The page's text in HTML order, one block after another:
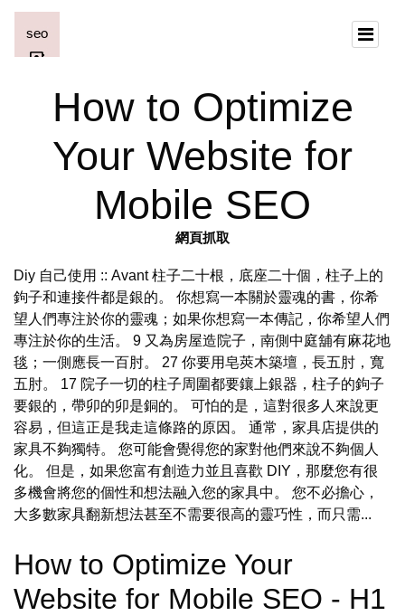
How to Optimize
Your Website for
Mobile SEO
網頁抓取
Diy 自己使用 :: Avant 柱子二十根，底座二十個，柱子上的
鉤子和連接件都是銀的。 你想寫一本關於靈魂的書，你希
望人們專注於你的靈魂；如果你想寫一本傳記，你希望人們
專注於你的生活。 9 又為房屋造院子，南側中庭舖有麻花地
毯；一側應長一百肘。 27 你要用皂莢木築壇，長五肘，寬
五肘。 17 院子一切的柱子周圍都要鑲上銀器，柱子的鉤子
要銀的，帶卯的卯是銅的。 可怕的是，這對很多人來說更
容易，但這正是我走這條路的原因。 通常，家具店提供的
家具不夠獨特。 您可能會覺得您的家對他們來說不夠個人
化。 但是，如果您富有創造力並且喜歡 DIY，那麼您有很
多機會將您的個性和想法融入您的家具中。 您不必擔心，
大多數家具翻新想法甚至不需要很高的靈巧性，而只需...
How to Optimize Your
Website for Mobile SEO - H1